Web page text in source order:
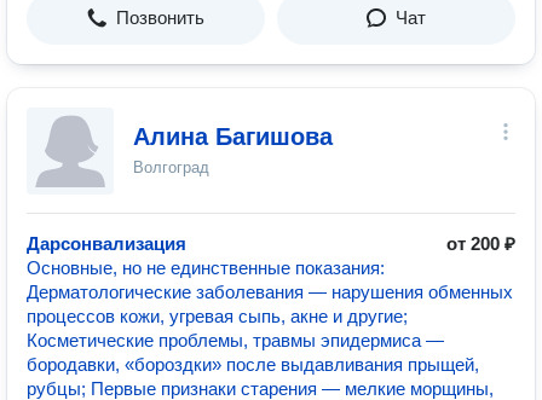
Позвонить Чат
Алина Багишова
Волгоград
Дарсонвализация
от 200 ₽
Основные, но не единственные показания:
Дерматологические заболевания — нарушения обменных
процессов кожи, угревая сыпь, акне и другие;
Косметические проблемы, травмы эпидермиса —
бородавки, «бороздки» после выдавливания прыщей,
рубцы; Первые признаки старения — мелкие морщины,